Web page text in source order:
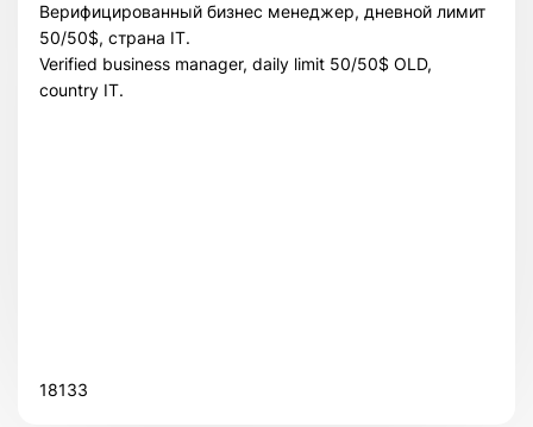
Верифицированный бизнес менеджер, дневной лимит
50/50$, страна IT.
Verified business manager, daily limit 50/50$ OLD,
country IT.
18133Сумма к оплате (без скидок)